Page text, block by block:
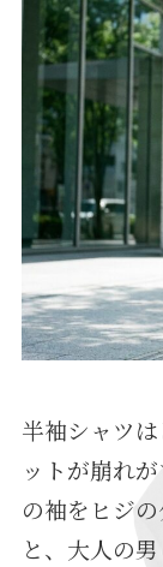
半袖シャツ
ットが崩れ
の袖をヒジ
と、大人の